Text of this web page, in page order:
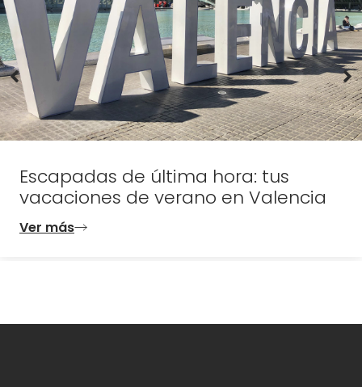
Escapadas de última hora: tus
vacaciones de verano en Valencia
Ver más